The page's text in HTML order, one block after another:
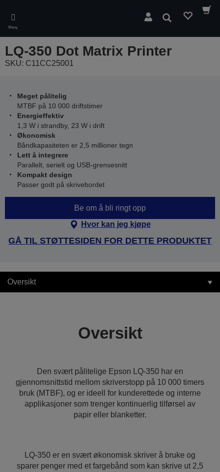
main
content
Meny
Søk
LQ-350 Dot Matrix Printer
SKU: C11CC25001
Meget pålitelig
MTBF på 10 000 driftstimer
Energieffektiv
1,3 W i strandby, 23 W i drift
Økonomisk
Båndkapasiteten er 2,5 millioner tegn
Lett å integrere
Parallelt, serielt og USB-grensesnitt
Kompakt design
Passer godt på skrivebordet
Be om å bli ringt opp
Hvor kan jeg kjøpe
GÅ TIL STØTTESIDEN FOR DETTE PRODUKTET
Oversikt
Oversikt
Den svært pålitelige Epson LQ-350 har en
gjennomsnittstid mellom skriverstopp på 10 000 timers
bruk (MTBF), og er ideell for kunderettede og interne
applikasjoner som trenger kontinuerlig tilførsel av
papir eller blanketter.
LQ-350 er en svært økonomisk skriver å bruke og
sparer penger med et fargebånd som kan skrive ut 2,5